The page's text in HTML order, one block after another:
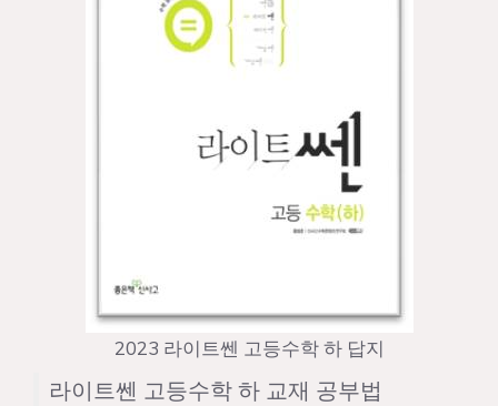
2023 라이트쎈 고등수학 하 답지
라이트쎈 고등수학 하 교재 공부법